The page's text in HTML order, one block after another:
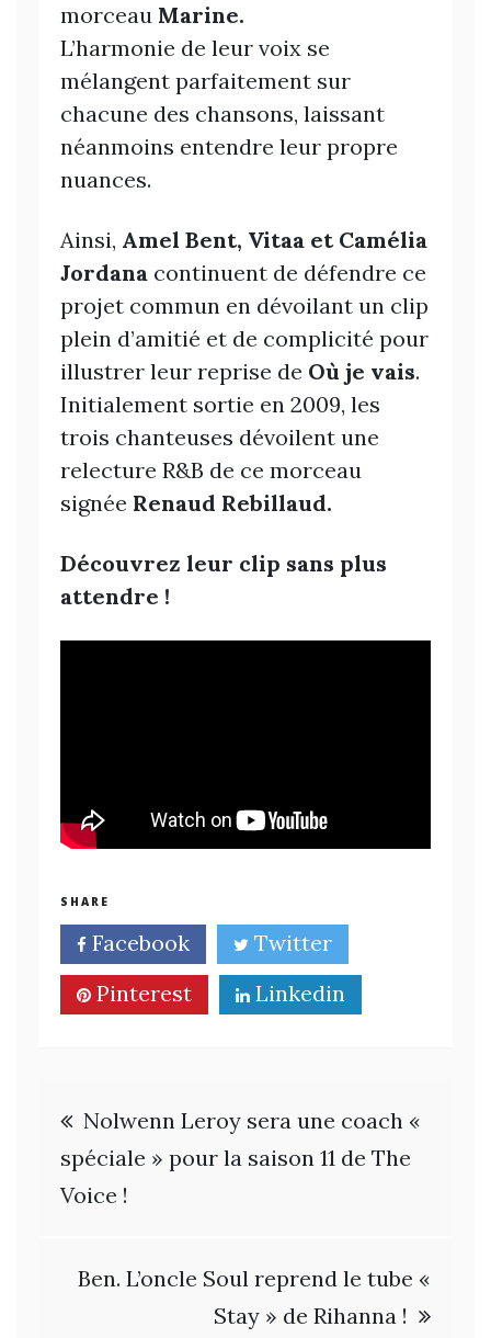
morceau Marine.
L’harmonie de leur voix se
mélangent parfaitement sur
chacune des chansons, laissant
néanmoins entendre leur propre
nuances.
Ainsi, Amel Bent, Vitaa et Camélia
Jordana continuent de défendre ce
projet commun en dévoilant un clip
plein d’amitié et de complicité pour
illustrer leur reprise de Où je vais.
Initialement sortie en 2009, les
trois chanteuses dévoilent une
relecture R&B de ce morceau
signée Renaud Rebillaud.
Découvrez leur clip sans plus
attendre !
SHARE
Facebook
Twitter
Pinterest
Linkedin
Navigation
de
Nolwenn Leroy sera une coach «
spéciale » pour la saison 11 de The
Voice !
Ben. L’oncle Soul reprend le tube «
Stay » de Rihanna !